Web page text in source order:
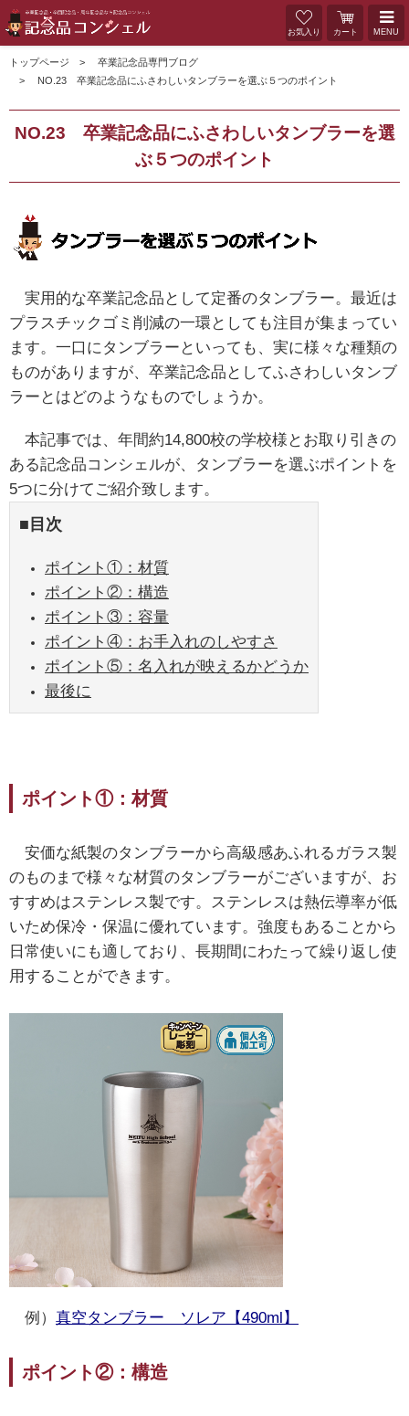
お気入り カート MENU
トップページ
卒業記念品専門ブログ
NO.23 卒業記念品にふさわしいタンブラーを選ぶ５つのポイント
NO.23 卒業記念品にふさわしいタンブラーを選
ぶ５つのポイント
実用的な卒業記念品として定番のタンブラー。最近は
プラスチックゴミ削減の一環としても注目が集まってい
ます。一口にタンブラーといっても、実に様々な種類の
ものがありますが、卒業記念品としてふさわしいタンブ
ラーとはどのようなものでしょうか。
本記事では、年間約14,800校の学校様とお取り引きの
ある記念品コンシェルが、タンブラーを選ぶポイントを
5つに分けてご紹介致します。
■目次
ポイント①：材質
ポイント②：構造
ポイント③：容量
ポイント④：お手入れのしやすさ
ポイント⑤：名入れが映えるかどうか
最後に
ポイント①：材質
安価な紙製のタンブラーから高級感あふれるガラス製
のものまで様々な材質のタンブラーがございますが、お
すすめはステンレス製です。ステンレスは熱伝導率が低
いため保冷・保温に優れています。強度もあることから
日常使いにも適しており、長期間にわたって繰り返し使
用することができます。
例） 真空タンブラー ソレア【490ml】
ポイント②：構造